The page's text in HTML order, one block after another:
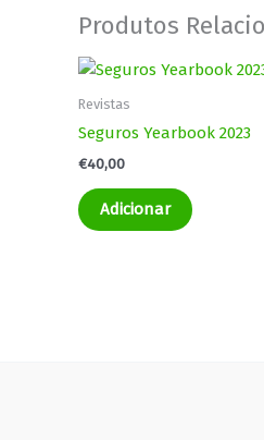
Produtos
Revistas
Seguros Yearbook 2023
€40,00
Adicionar